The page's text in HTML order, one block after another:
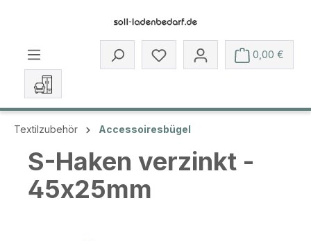
Du hast 0 Produkte auf dem
0,00 €
Textilzubehör Accessoiresbügel
S-Haken verzinkt -
45x25mm